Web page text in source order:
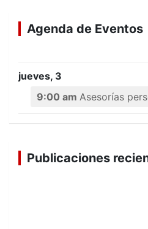
Agenda de Eventos
jueves, 3
9:00 am Asesorías
Publicaciones